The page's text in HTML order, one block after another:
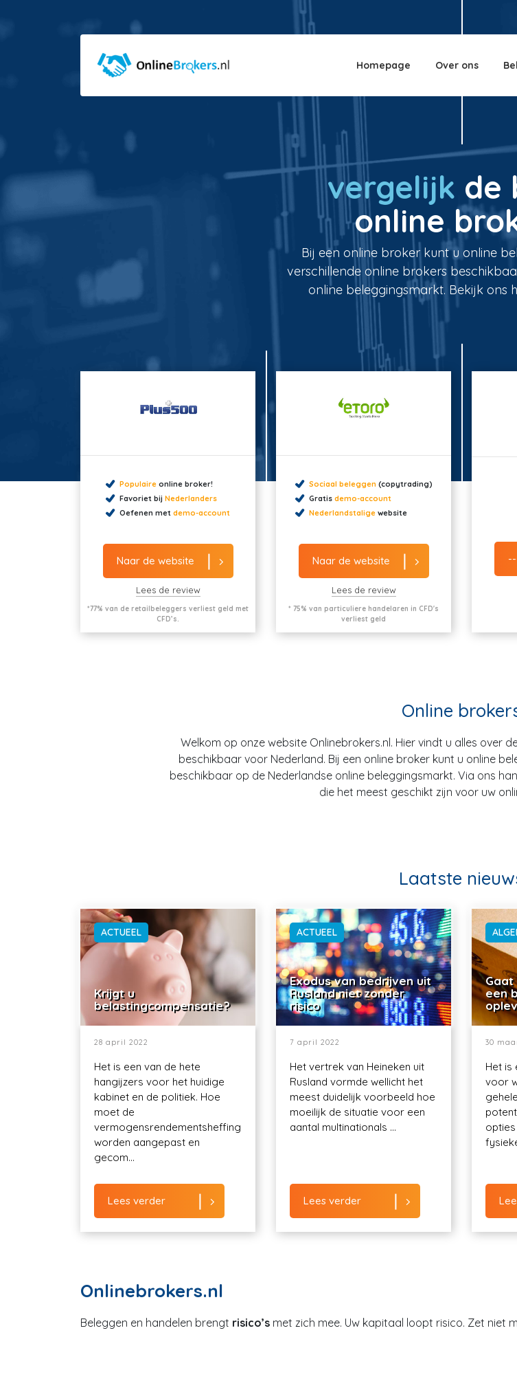
Homepage Over ons
vergelijk de
online
Bij een online broker kunt u online
verschillende online brokers
online beleggingsmarkt. Bekijk ons
Populaire online broker!
Favoriet bij Nederlanders
Oefenen met demo-account
Naar de website
Lees de review
*77% van de retailbeleggers verliest geld met
CFD’s.
Sociaal beleggen (copytrading)
Gratis demo-account
Nederlandstaligewebsite
Naar de website
Lees de review
* 75% van particuliere handelaren in CFD's
verliest geld
Online
Welkom op onze website Onlinebrokers.nl. Hier vindt u alles over
beschikbaar voor Nederland. Bij een online broker kunt u online
beschikbaar op de Nederlandse online beleggingsmarkt. Via ons
die het meest geschikt zijn voor uw
Laatste
ACTUEEL
Krijgt u
belastingcompensatie?
28 april 2022
Het is een van de hete
hangijzers voor het huidige
kabinet en de politiek. Hoe
moet de
vermogensrendementsheffing
worden aangepast en
gecom...
Lees verder
ACTUEEL
Exodus van bedrijven uit
Rusland niet zonder
risico
7 april 2022
Het vertrek van Heineken uit
Rusland vormde wellicht het
meest duidelijk voorbeeld hoe
moeilijk de situatie voor een
aantal multinationals ...
Lees verder
een
30
Het is
voor
Onlinebrokers.nl
Beleggen en handelen brengt risico’s met zich mee. Uw kapitaal loopt risico. Zet niet